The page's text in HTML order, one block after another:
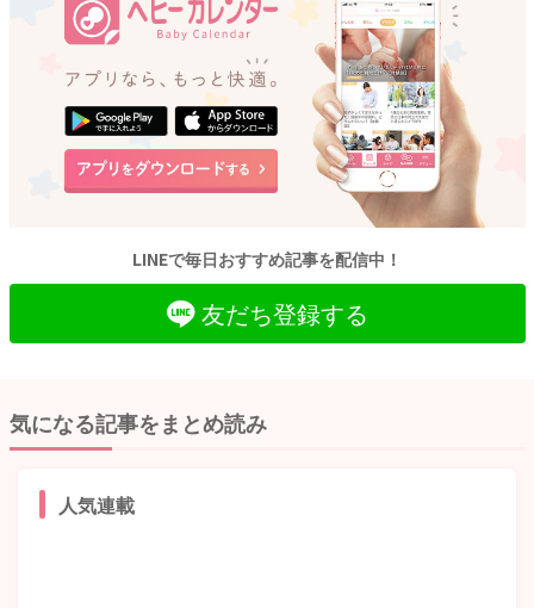
LINEで毎日おすすめ記事を配信中！
友だち登録する
気になる記事をまとめ読み
人気連載